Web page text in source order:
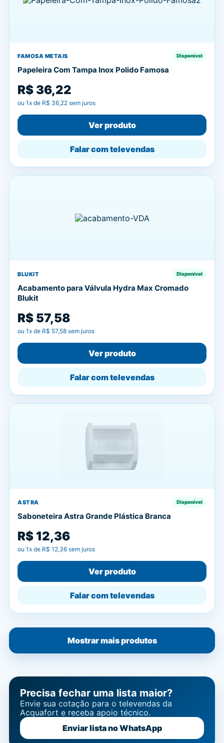
FAMOSA METAIS Disponível
Papeleira Com Tampa Inox Polido Famosa
R$ 36,22
ou 1x de R$ 36,22 sem juros
Ver produto
Falar com televendas
BLUKIT Disponível
Acabamento para Válvula Hydra Max Cromado
Blukit
R$ 57,58
ou 1x de R$ 57,58 sem juros
Ver produto
Falar com televendas
ASTRA Disponível
Saboneteira Astra Grande Plástica Branca
R$ 12,36
ou 1x de R$ 12,36 sem juros
Ver produto
Falar com televendas
Mostrar mais produtos
Precisa fechar uma lista maior?
Envie sua cotação para o televendas da
Acquafort e receba apoio técnico.
Enviar lista no WhatsApp